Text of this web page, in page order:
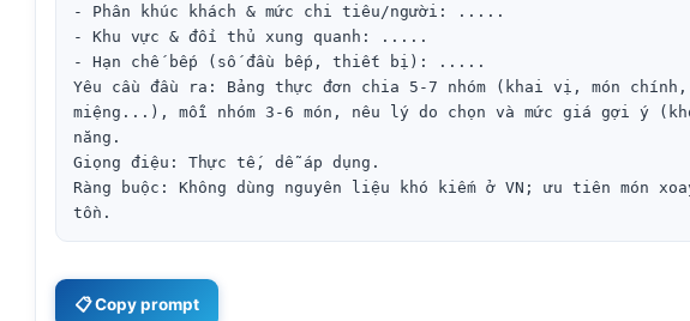
- Phân khúc khách & mức chi tiêu/người: .....
- Khu vực & đối thủ xung quanh: .....
- Hạn chế bếp (số đầu bếp, thiết bị): .....
Yêu cầu đầu ra: Bảng thực đơn chia 5-7 nhóm (khai vị, món
miệng...), mỗi nhóm 3-6 món, nêu lý do chọn và mức giá gợi ý
năng.
Giọng điệu: Thực tế, dễ áp dụng.
Ràng buộc: Không dùng nguyên liệu khó kiếm ở VN; ưu tiên món
tồn.
📋 Copy prompt